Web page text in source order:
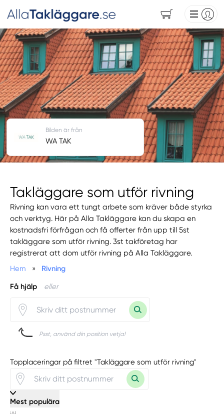
Takläggare som utför rivning
Rivning kan vara ett tungt arbete som kräver både styrka
och verktyg. Här på Alla Takläggare kan du skapa en
kostnadsfri förfrågan och få offerter från upp till 5st
takläggare som utför rivning. 3st takföretag har
registrerat att dom utför rivning på Alla Takläggare.
Hem
» Rivning
Få hjälp eller
Psst, använd din position vetja!
Bilden är från
WA TAK
Topplaceringar på filtret "Takläggare som utför rivning"
Mest populära